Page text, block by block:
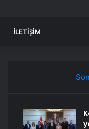
İLETIŞIM